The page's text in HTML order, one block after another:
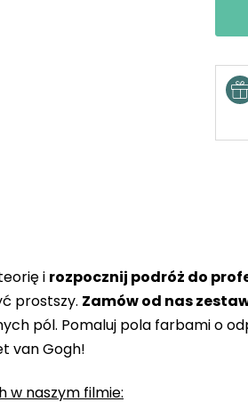
i rozpocznij podróż do
prostszy. Zamów od nas
pól. Pomaluj pola farbami o
van Gogh!
w naszym filmie: